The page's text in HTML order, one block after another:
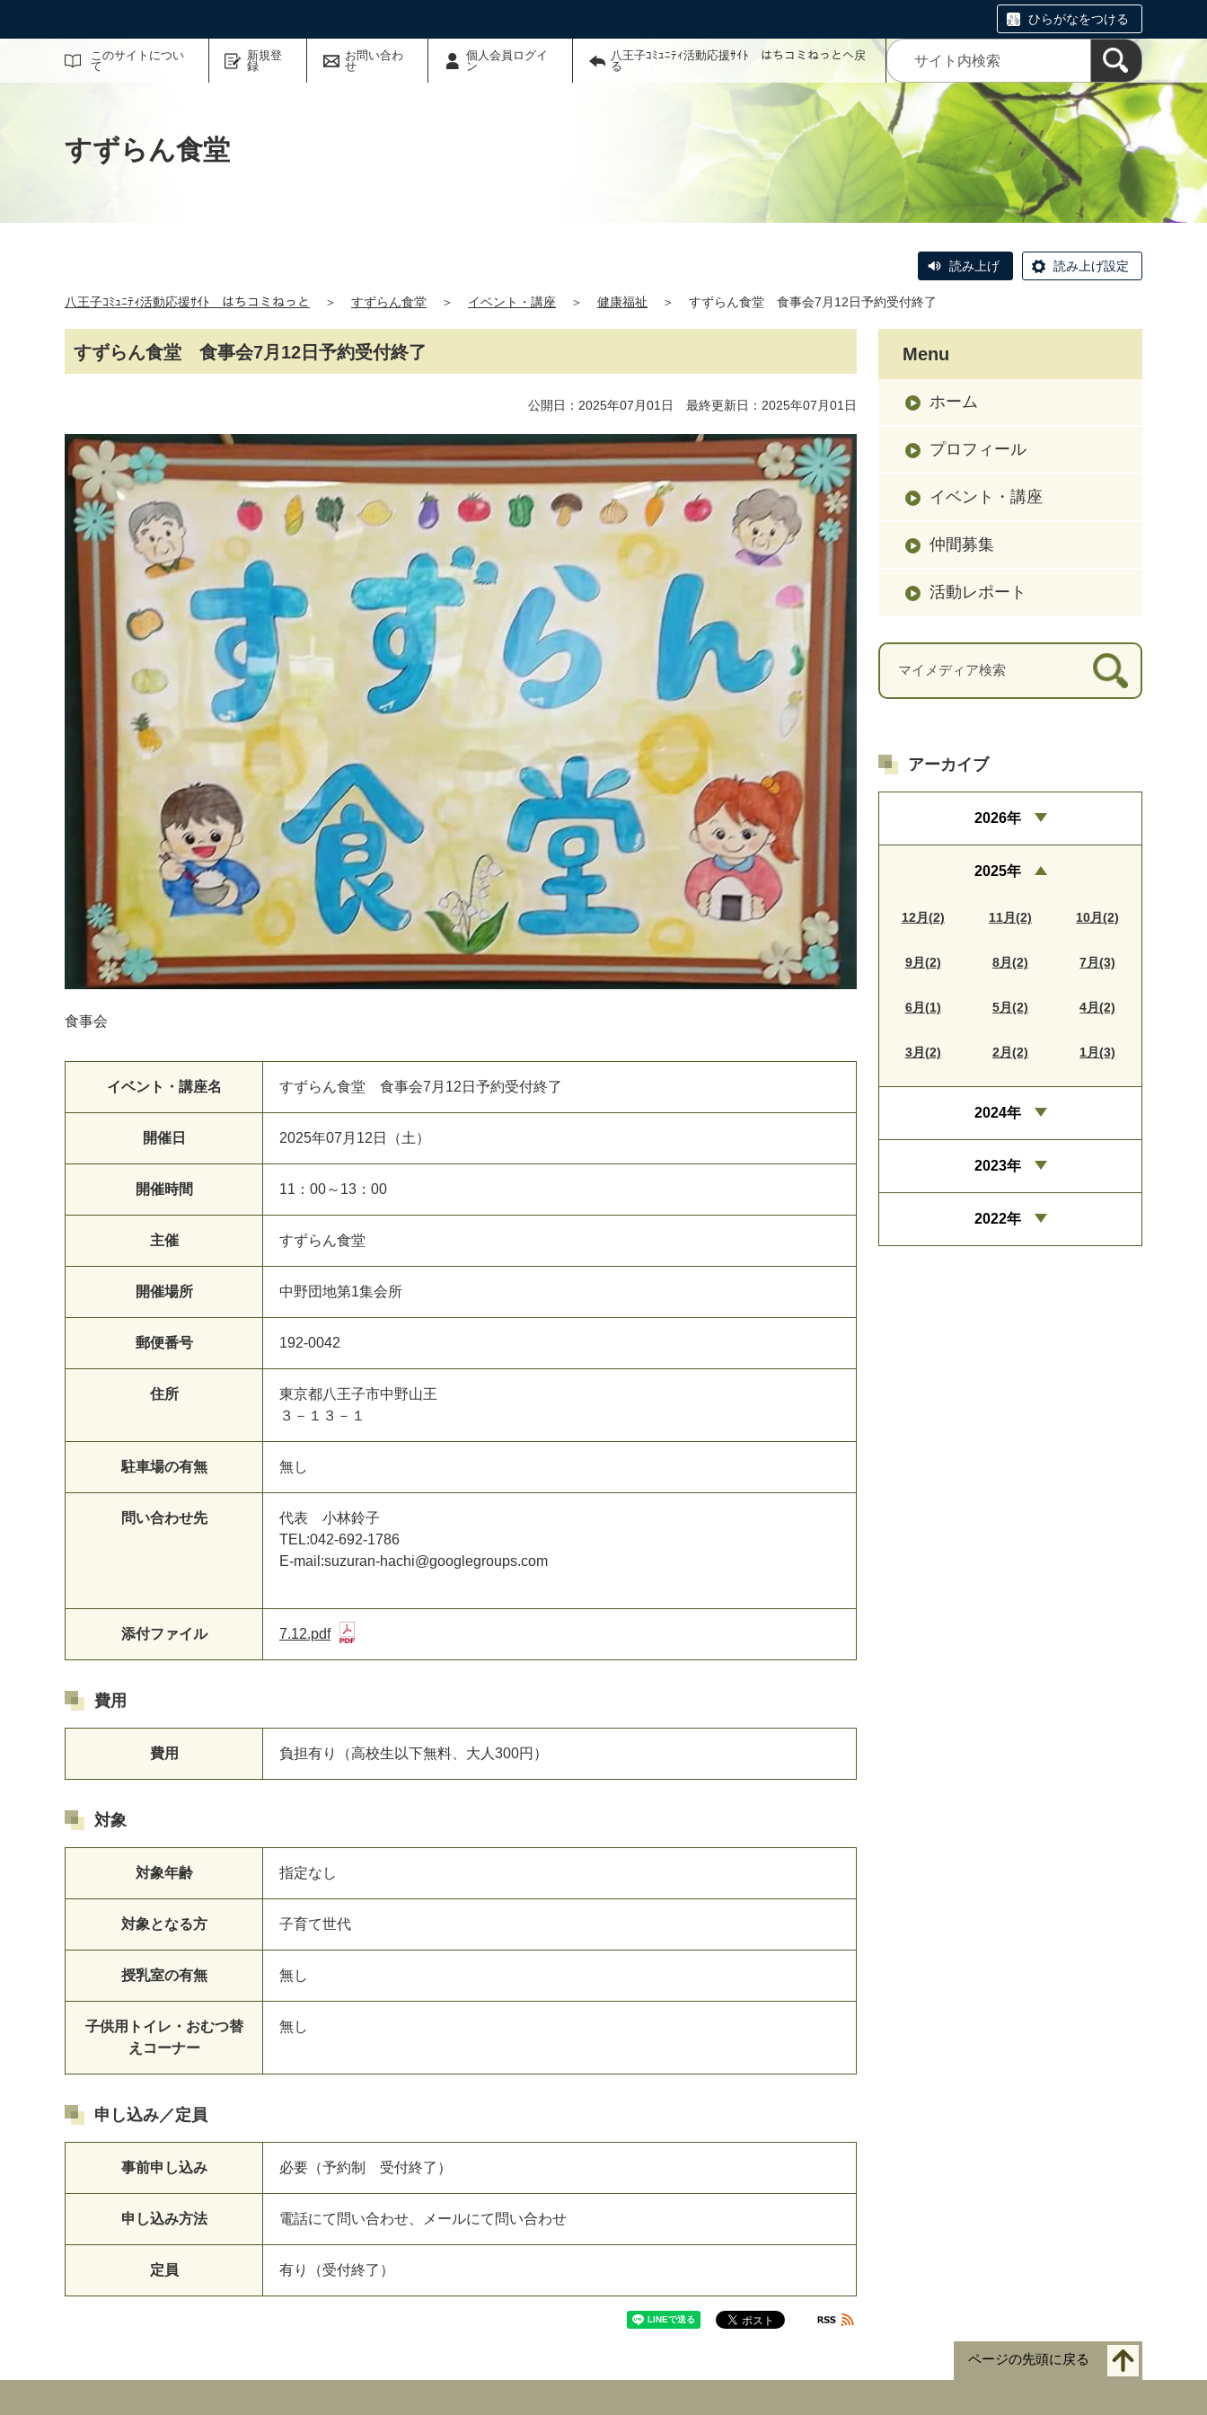
ひらがなをつける
このサイトについ
て
新規登
録
お問い合わ
せ
個人会員ログイ
ン
八王子ｺﾐｭﾆﾃｨ活動応援ｻｲﾄ はちコミねっとへ戻
る
サイト内検索
すずらん食堂
読み上げ 読み上げ設定
八王子ｺﾐｭﾆﾃｨ活動応援ｻｲﾄ はちコミねっと ＞ すずらん食堂 ＞ イベント・講座 ＞ 健康福祉 ＞ すずらん食堂 食事会7月12日予約受付終了
すずらん食堂 食事会7月12日予約受付終了
公開日：2025年07月01日 最終更新日：2025年07月01日
食事会
イベント・講座名 すずらん食堂 食事会7月12日予約受付終了
開催日 2025年07月12日（土）
開催時間 11：00～13：00
主催 すずらん食堂
開催場所 中野団地第1集会所
郵便番号 192-0042
住所
東京都八王子市中野山王
３－１３－１
駐車場の有無 無し
問い合わせ先
代表 小林鈴子
TEL:042-692-1786
E-mail:suzuran-hachi@googlegroups.com
添付ファイル 7.12.pdf
費用
費用 負担有り（高校生以下無料、大人300円）
対象
対象年齢 指定なし
対象となる方 子育て世代
授乳室の有無 無し
子供用トイレ・おむつ替
えコーナー
無し
申し込み／定員
事前申し込み 必要（予約制 受付終了）
申し込み方法 電話にて問い合わせ、メールにて問い合わせ
定員 有り（受付終了）
Menu
ホーム
プロフィール
イベント・講座
仲間募集
活動レポート
アーカイブ
2026年
2025年
12月(2) 11月(2) 10月(2)
9月(2) 8月(2) 7月(3)
6月(1) 5月(2) 4月(2)
3月(2) 2月(2) 1月(3)
2024年
2023年
2022年
ページの先頭に戻る